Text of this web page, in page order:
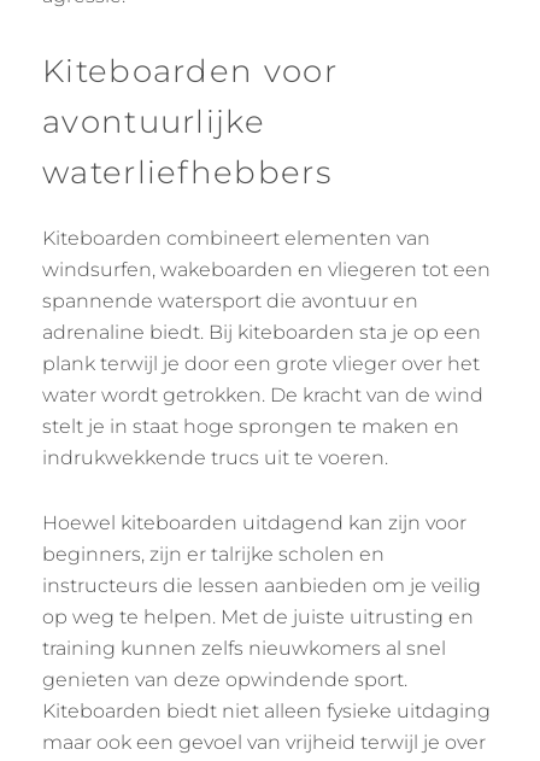
Kiteboarden voor
avontuurlijke
waterliefhebbers
Kiteboarden combineert elementen van
windsurfen, wakeboarden en vliegeren tot een
spannende watersport die avontuur en
adrenaline biedt. Bij kiteboarden sta je op een
plank terwijl je door een grote vlieger over het
water wordt getrokken. De kracht van de wind
stelt je in staat hoge sprongen te maken en
indrukwekkende trucs uit te voeren.
Hoewel kiteboarden uitdagend kan zijn voor
beginners, zijn er talrijke scholen en
instructeurs die lessen aanbieden om je veilig
op weg te helpen. Met de juiste uitrusting en
training kunnen zelfs nieuwkomers al snel
genieten van deze opwindende sport.
Kiteboarden biedt niet alleen fysieke uitdaging
maar ook een gevoel van vrijheid terwijl je over